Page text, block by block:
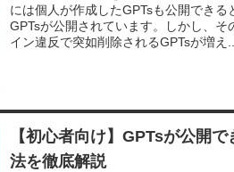
には個人が作成したGPTsも公開でき
GPTsが公開されています。しかし、そ
イン違反で突如削除されるGPTsが増え...
【初心者向け】GPTsが公開
法を徹底解説